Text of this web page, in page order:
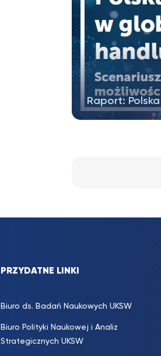
Raport:
PRZYDATNE LINKI
Biuro ds. Badań Naukowych UKSW
Biuro Polityki Naukowej i Analiz
Strategicznych UKSW